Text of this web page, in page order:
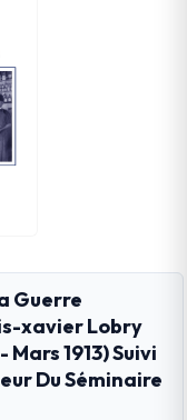
Guerre
xavier Lobry
1913) Suivi
Du Séminaire